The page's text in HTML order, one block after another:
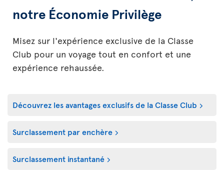
notre Économie Privilège
Misez sur l'expérience exclusive de la Classe
Club pour un voyage tout en confort et une
expérience rehaussée.
Découvrez les avantages exclusifs de la Classe Club
Surclassement par enchère
Surclassement instantané